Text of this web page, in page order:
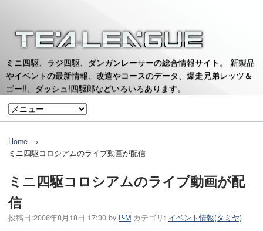
ミニ四駆、ラジ四駆、ダンガンレーサーの総合情報サイト。 新製品
やイベントの最新情報、改造やコースのデータ、爆走兄弟レッツ＆
ゴー!!、ダッシュ!四駆郎などいろいろあります。
Home
ミニ四駆コロシアムのライブ動画が配信
ミニ四駆コロシアムのライブ動画が配
信
投稿日:2006年8月18日 17:30 by P-M カテゴリ: イベント情報(タミヤ)